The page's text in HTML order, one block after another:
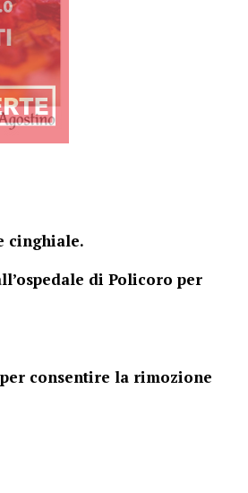
cinghiale.
di Policoro per
consentire la rimozione